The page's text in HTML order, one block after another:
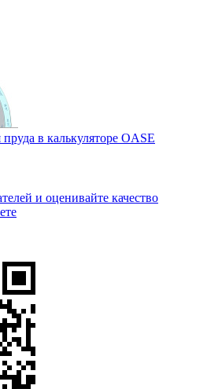
в калькуляторе OASE